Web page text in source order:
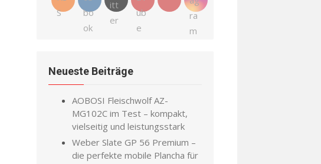
Neueste Beiträge
AOBOSI Fleischwolf AZ-
MG102C im Test – kompakt,
vielseitig und leistungsstark
Weber Slate GP 56 Premium –
die perfekte mobile Plancha für